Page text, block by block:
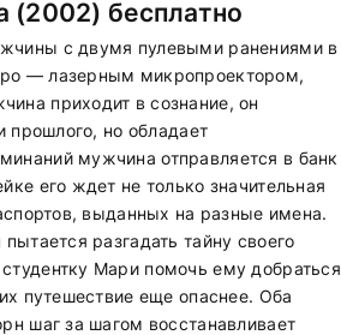
(2002) бесплатно
с двумя пулевыми ранениями в
— лазерным микропроектором,
приходит в сознание, он
прошлого, но обладает
мужчина отправляется в банк
его ждет не только значительная
выданных на разные имена.
разгадать тайну своего
Мари помочь ему добраться
путешествие еще опаснее. Оба
шаг за шагом восстанавливает